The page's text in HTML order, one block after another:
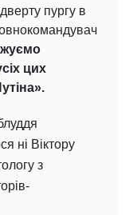
пургу в
цих
ні Віктору
з